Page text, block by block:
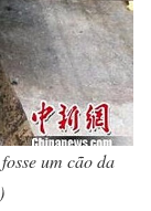
um cão da